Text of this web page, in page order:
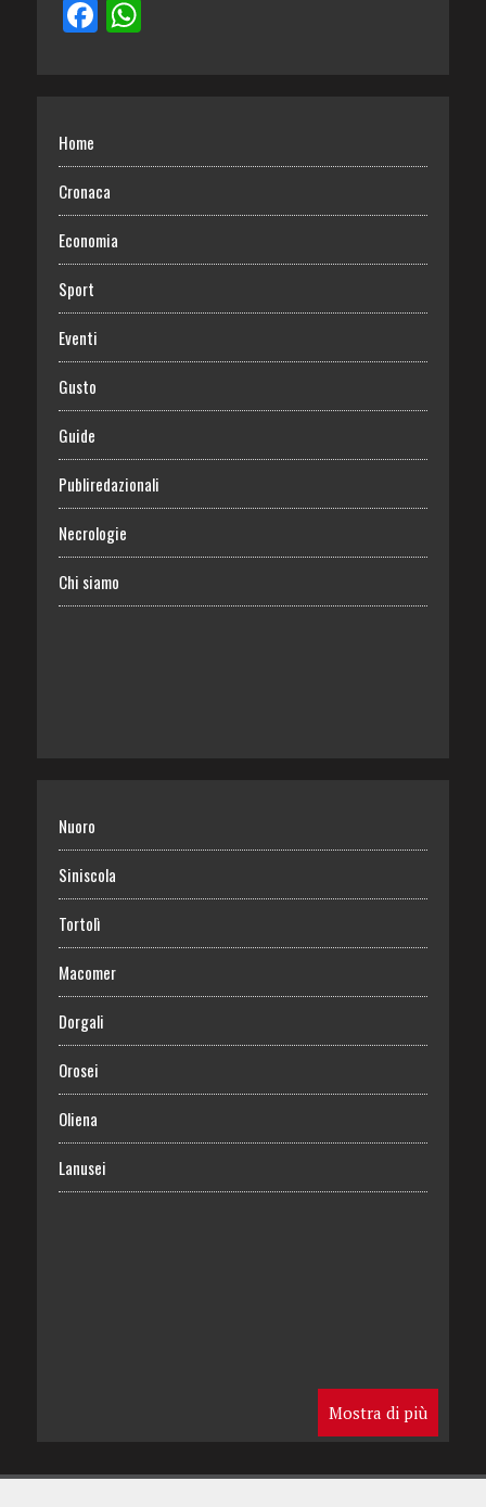
Home
Cronaca
Economia
Sport
Eventi
Gusto
Guide
Publiredazionali
Necrologie
Chi siamo
Nuoro
Siniscola
Tortolì
Macomer
Dorgali
Orosei
Oliena
Lanusei
Mostra di più